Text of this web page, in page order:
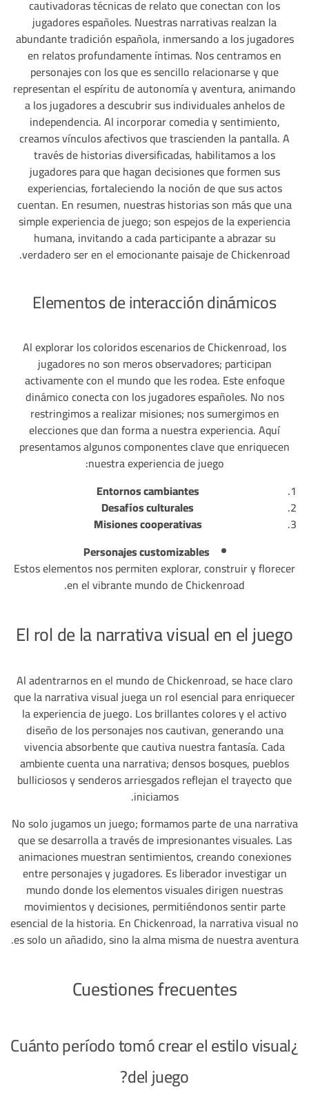
cautivadoras técnicas de relato que conectan con los
jugadores españoles. Nuestras narrativas realzan la
abundante tradición española, inmersando a los jugadores
en relatos profundamente íntimas. Nos centramos en
personajes con los que es sencillo relacionarse y que
representan el espíritu de autonomía y aventura, animando
a los jugadores a descubrir sus individuales anhelos de
independencia. Al incorporar comedia y sentimiento,
creamos vínculos afectivos que trascienden la pantalla. A
través de historias diversificadas, habilitamos a los
jugadores para que hagan decisiones que formen sus
experiencias, fortaleciendo la noción de que sus actos
cuentan. En resumen, nuestras historias son más que una
simple experiencia de juego; son espejos de la experiencia
humana, invitando a cada participante a abrazar su
verdadero ser en el emocionante paisaje de Chickenroad.
Elementos de interacción dinámicos
Al explorar los coloridos escenarios de Chickenroad, los
jugadores no son meros observadores; participan
activamente con el mundo que les rodea. Este enfoque
dinámico conecta con los jugadores españoles. No nos
restringimos a realizar misiones; nos sumergimos en
elecciones que dan forma a nuestra experiencia. Aquí
presentamos algunos componentes clave que enriquecen
nuestra experiencia de juego:
Entornos cambiantes
Desafíos culturales
Misiones cooperativas
Personajes customizables
Estos elementos nos permiten explorar, construir y florecer
en el vibrante mundo de Chickenroad.
El rol de la narrativa visual en el juego
Al adentrarnos en el mundo de Chickenroad, se hace claro
que la narrativa visual juega un rol esencial para enriquecer
la experiencia de juego. Los brillantes colores y el activo
diseño de los personajes nos cautivan, generando una
vivencia absorbente que cautiva nuestra fantasía. Cada
ambiente cuenta una narrativa; densos bosques, pueblos
bulliciosos y senderos arriesgados reflejan el trayecto que
iniciamos.
No solo jugamos un juego; formamos parte de una narrativa
que se desarrolla a través de impresionantes visuales. Las
animaciones muestran sentimientos, creando conexiones
entre personajes y jugadores. Es liberador investigar un
mundo donde los elementos visuales dirigen nuestras
movimientos y decisiones, permitiéndonos sentir parte
esencial de la historia. En Chickenroad, la narrativa visual no
es solo un añadido, sino la alma misma de nuestra aventura.
Cuestiones frecuentes
¿Cuánto período tomó crear el estilo visual
del juego?